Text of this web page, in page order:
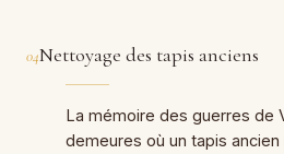
04Nettoyage des tapis anciens
La mémoire des guerres de
demeures où un tapis